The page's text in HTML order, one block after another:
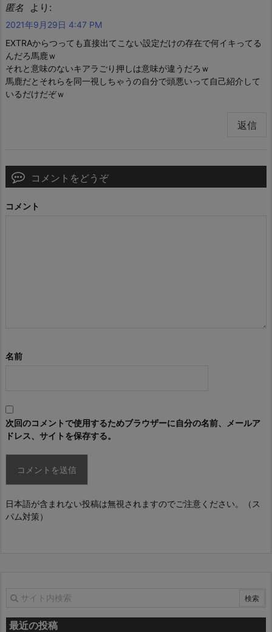
匿名 より:
2021年9月29日 4:47 PM
EXTRAからつっても直接出てこない設定だけの存在で何イキってる
んだろ馬鹿ｗ
それと意味のないキアラごり押しは意味が違うだろｗ
馬鹿だとそれらを同一視しちゃうの自分で頭悪いって自己紹介して
いるだけだぞｗ
返信
コメントをどうぞ
コメント
名前
次回のコメントで使用するためブラウザーに自分の名前、メールア
ドレス、サイトを保存する。
日本語が含まれない投稿は無視されますのでご注意ください。（ス
パム対策）
最近の投稿